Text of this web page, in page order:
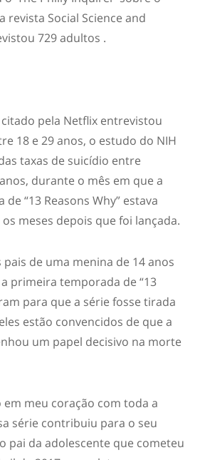
revista Social Science and
729 adultos .
pela Netflix entrevistou
18 e 29 anos, o estudo do NIH
taxas de suicídio entre
durante o mês em que a
“13 Reasons Why” estava
meses depois que foi lançada.
de uma menina de 14 anos
primeira temporada de “13
para que a série fosse tirada
estão convencidos de que a
um papel decisivo na morte
em meu coração com toda a
série contribuiu para o seu
pai da adolescente que cometeu